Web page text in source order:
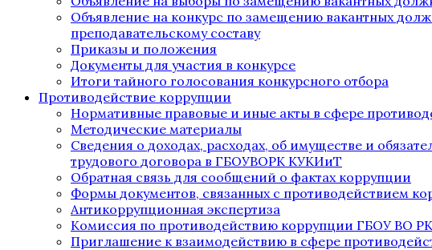
Объявление на конкурс по замещению вакантных
преподавательскому составу
Приказы и положения
Документы для участия в конкурсе
Итоги тайного голосования конкурсного отбора
Противодействие коррупции
Нормативные правовые и иные акты в сфере
Методические материалы
Сведения о доходах, расходах, об имуществе и
трудового договора в ГБОУВОРК КУКИиТ
Обратная связь для сообщений о фактах коррупции
Формы документов, связанных с противодействием
Антикоррупционная экспертиза
Комиссия по противодействию коррупции ГБОУ ВО
Приглашение к взаимодействию в сфере